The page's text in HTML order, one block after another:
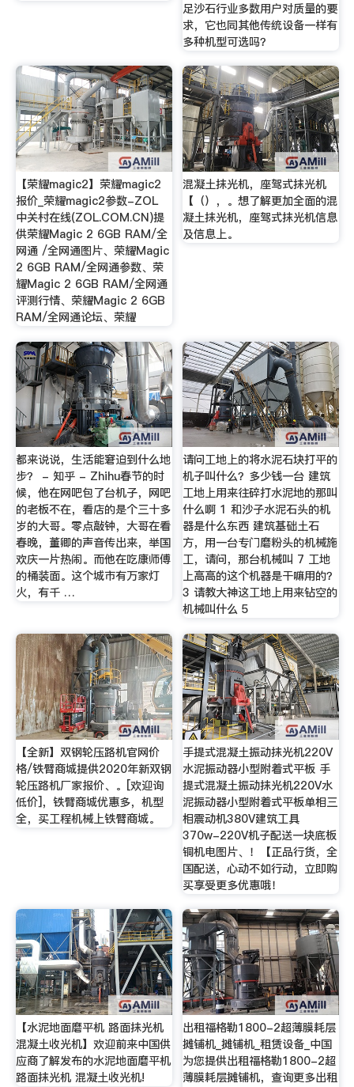
足沙石行业多数用户对质量的要
求，它也同其他传统设备一样有
多种机型可选吗？
【荣耀magic2】荣耀magic2
报价_荣耀magic2参数-ZOL
中关村在线(ZOL.COM.CN)提
供荣耀Magic 2 6GB RAM/全
网通 /全网通图片、荣耀Magic
2 6GB RAM/全网通参数、荣
耀Magic 2 6GB RAM/全网通
评测行情、荣耀Magic 2 6GB
RAM/全网通论坛、荣耀
混凝土抹光机，座驾式抹光机
【（），。想了解更加全面的混
凝土抹光机，座驾式抹光机信息
及信息上。
都来说说，生活能窘迫到什么地
步？ - 知乎 - Zhihu春节的时
候，他在网吧包了台机子，网吧
的老板不在，看店的是个三十多
岁的大哥。零点敲钟，大哥在看
春晚，董卿的声音传出来，举国
欢庆一片热闹。而他在吃康师傅
的桶装面。这个城市有万家灯
火，有千 …
请问工地上的将水泥石块打平的
机子叫什么？多少钱一台 建筑
工地上用来往碎打水泥地的那叫
什么啊 1 和沙子水泥石头的机
器是什么东西 建筑基础土石
方，用一台专门磨粉头的机械施
工，请问，那台机械叫 7 工地
上高高的这个机器是干嘛用的？
3 请教大神这工地上用来钻空的
机械叫什么 5
【全新】双钢轮压路机官网价
格/铁臂商城提供2020年新双钢
轮压路机厂家报价、。[欢迎询
低价]，铁臂商城优惠多，机型
全，买工程机械上铁臂商城。
手提式混凝土振动抹光机220V
水泥振动器小型附着式平板 手
提式混凝土振动抹光机220V水
泥振动器小型附着式平板单相三
相震动机380V建筑工具
370w-220V机子配送一块底板
铜机电图片、！【正品行货，全
国配送，心动不如行动，立即购
买享受更多优惠哦！
【水泥地面磨平机 路面抹光机
混凝土收光机】欢迎前来中国供
应商了解发布的水泥地面磨平机
路面抹光机 混凝土收光机!
出租福格勒1800-2超薄膜耗层
摊铺机_摊铺机_租赁设备_中国
为您提供出租福格勒1800-2超
薄膜耗层摊铺机，查询更多出租